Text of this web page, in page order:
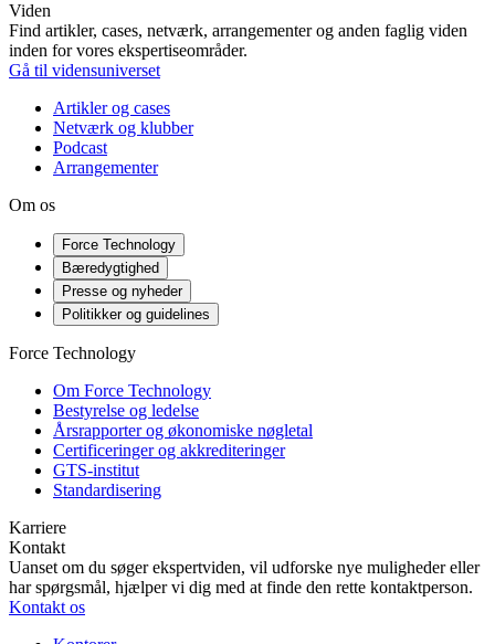
Viden
Find artikler, cases, netværk, arrangementer og anden faglig viden
inden for vores ekspertiseområder.
Gå til vidensuniverset
Artikler og cases
Netværk og klubber
Podcast
Arrangementer
Om os
Force Technology
Bæredygtighed
Presse og nyheder
Politikker og guidelines
Force Technology
Om Force Technology
Bestyrelse og ledelse
Årsrapporter og økonomiske nøgletal
Certificeringer og akkrediteringer
GTS-institut
Standardisering
Karriere
Kontakt
Uanset om du søger ekspertviden, vil udforske nye muligheder eller
har spørgsmål, hjælper vi dig med at finde den rette kontaktperson.
Kontakt os